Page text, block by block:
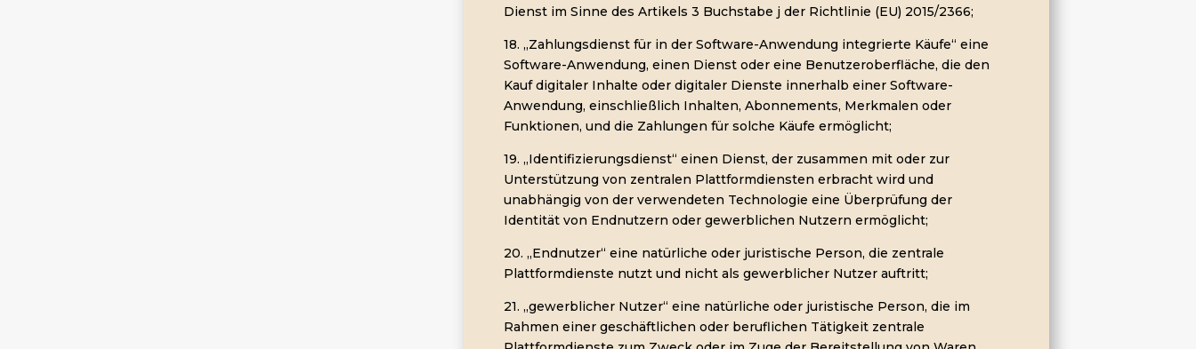
Dienst im Sinne des Artikels 3 Buchstabe j der Richtlinie (EU) 2015/2366;
18. „Zahlungsdienst für in der Software-Anwendung integrierte Käufe“ eine
Software-Anwendung, einen Dienst oder eine Benutzeroberfläche, die den
Kauf digitaler Inhalte oder digitaler Dienste innerhalb einer Software-
Anwendung, einschließlich Inhalten, Abonnements, Merkmalen oder
Funktionen, und die Zahlungen für solche Käufe ermöglicht;
19. „Identifizierungsdienst“ einen Dienst, der zusammen mit oder zur
Unterstützung von zentralen Plattformdiensten erbracht wird und
unabhängig von der verwendeten Technologie eine Überprüfung der
Identität von Endnutzern oder gewerblichen Nutzern ermöglicht;
20. „Endnutzer“ eine natürliche oder juristische Person, die zentrale
Plattformdienste nutzt und nicht als gewerblicher Nutzer auftritt;
21. „gewerblicher Nutzer“ eine natürliche oder juristische Person, die im
Rahmen einer geschäftlichen oder beruflichen Tätigkeit zentrale